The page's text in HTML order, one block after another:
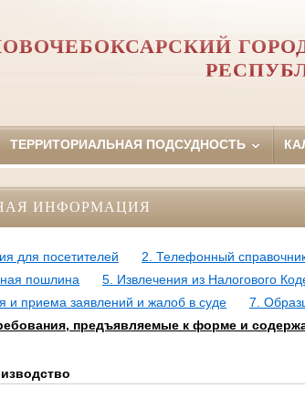
ТЕРРИТОРИАЛЬНАЯ ПОДСУДНОСТЬ
ИНФОРМАЦИЯ
для посетителей 2. Телефонный
пошлина
5. Извлечения из Налогового
и приема заявлений и жалоб в суде
7.
предъявляемые к форме и